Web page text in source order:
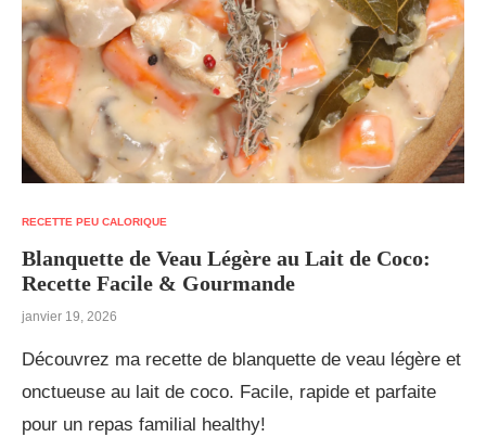
RECETTE PEU CALORIQUE
Blanquette de Veau Légère au Lait de Coco:
Recette Facile & Gourmande
janvier 19, 2026
Découvrez ma recette de blanquette de veau légère et
onctueuse au lait de coco. Facile, rapide et parfaite
pour un repas familial healthy!